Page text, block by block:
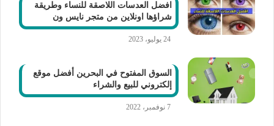
افضل العدسات اللاصقة للنساء وطريقة
شراؤها اونلاين من متجر نايس ون
24 يوليو، 2023
السوق المفتوح في البحرين أفضل موقع
إلكتروني للبيع والشراء
7 نوفمبر، 2022